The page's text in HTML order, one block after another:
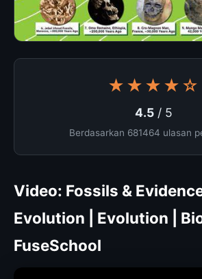
★★★★☆
4.5/ 5
Berdasarkan 681464 ulasan
Video: Fossils &
Evolution | Evolution |
FuseSchool